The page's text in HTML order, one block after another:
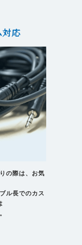
対応
の際は、お気
ル長でのカス